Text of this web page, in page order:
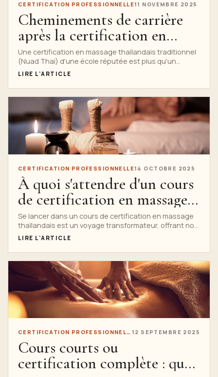
CERTIFICATION PROFESSIONNELLE11 NOVEMBRE 2025
Cheminements de carrière
après la certification en
massage thaïlandais
Une certification en massage thaïlandais traditionnel
(Nuad Thai) d'une école réputée est plus qu'un
simple...
LIRE L'ARTICLE
CERTIFICATION PROFESSIONNELLE14 OCTOBRE 2025
À quoi s'attendre d'un cours
de certification en massage
thaïlandais
Se lancer dans un cours de certification en massage
thaïlandais est un voyage transformateur, offrant non
seulement une compétence mais...
LIRE L'ARTICLE
CERTIFICATION PROFESSIONNELLE 12 SEPTEMBRE 2025
Cours courts ou
certification complète : quel